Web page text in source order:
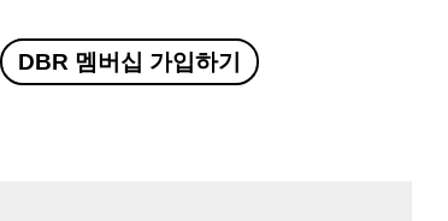
DBR 멤버십 가입하기